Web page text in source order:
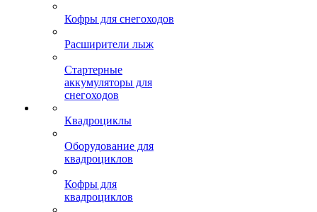
Кофры для снегоходов
Расширители лыж
Стартерные
аккумуляторы для
снегоходов
Квадроциклы
Оборудование для
квадроциклов
Кофры для
квадроциклов